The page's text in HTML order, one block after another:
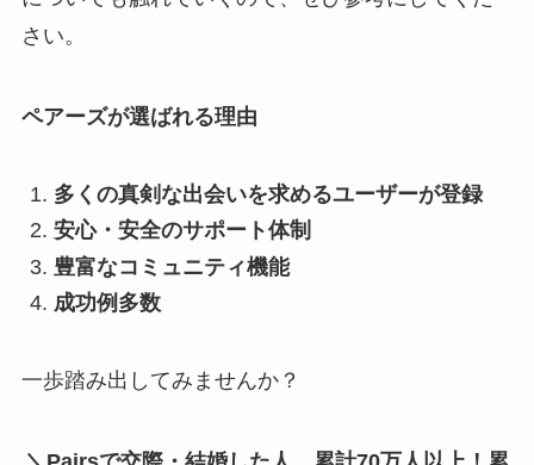
さい。
ペアーズが選ばれる理由
多くの真剣な出会いを求めるユーザーが登録
安心・安全のサポート体制
豊富なコミュニティ機能
成功例多数
一歩踏み出してみませんか？